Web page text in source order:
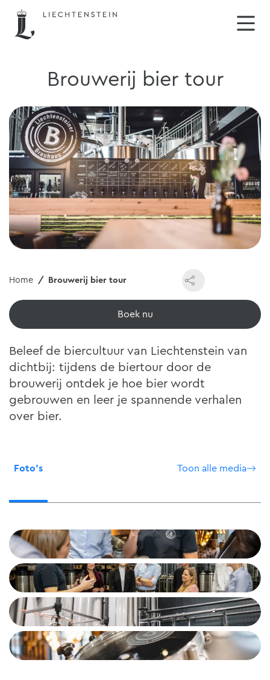
Brouwerij bier tour
Home Brouwerij bier tour
Boek nu
Beleef de biercultuur van Liechtenstein van
dichtbij: tijdens de biertour door de
brouwerij ontdek je hoe bier wordt
gebrouwen en leer je spannende verhalen
over bier.
Foto's Toon alle media